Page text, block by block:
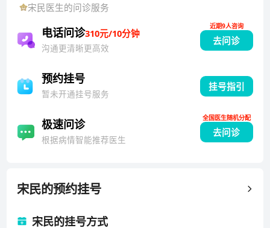
0年被成人心脏外科中心聘为技术指导医师。擅长冠状
动脉搭桥（常温不停跳搭桥和体外循环下搭桥）、房颤
外科治疗、心脏肿瘤、先天性心脏病等。2016年被评为
援疆干部。
宋民医生的问诊服务
电话问诊310元/10分钟
沟通更清晰更高效
去问诊
近期9人咨询
预约挂号
暂未开通挂号服务
挂号指引
极速问诊
根据病情智能推荐医生
去问诊
全国医生随机分配
宋民的预约挂号
宋民的挂号方式